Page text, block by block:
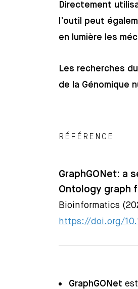
Directement
l’outil peut
en lumière les
Les recherches
de la Génomique
RÉFÉRENCE
GraphGONet: a
Ontology graph
Bioinformatics
https://doi.org/
GraphGONet